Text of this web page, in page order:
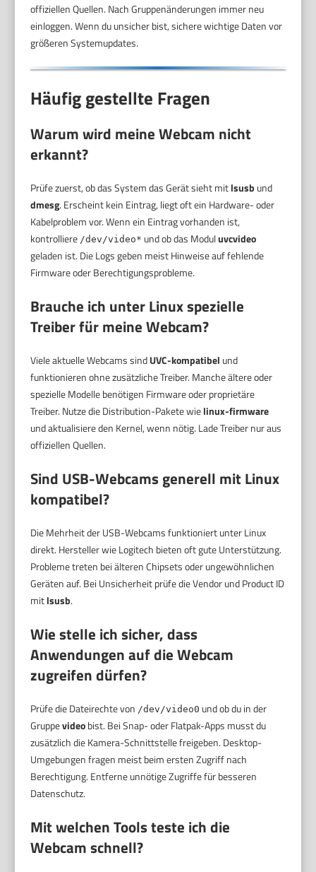
offiziellen Quellen. Nach Gruppenänderungen immer neu
einloggen. Wenn du unsicher bist, sichere wichtige Daten vor
größeren Systemupdates.
Häufig gestellte Fragen
Warum wird meine Webcam nicht
erkannt?
Prüfe zuerst, ob das System das Gerät sieht mitlsusb und
dmesg. Erscheint kein Eintrag, liegt oft ein Hardware- oder
Kabelproblem vor. Wenn ein Eintrag vorhanden ist,
kontrolliere /dev/video* und ob das Moduluvcvideo
geladen ist. Die Logs geben meist Hinweise auf fehlende
Firmware oder Berechtigungsprobleme.
Brauche ich unter Linux spezielle
Treiber für meine Webcam?
Viele aktuelle Webcams sindUVC-kompatibel und
funktionieren ohne zusätzliche Treiber. Manche ältere oder
spezielle Modelle benötigen Firmware oder proprietäre
Treiber. Nutze die Distribution-Pakete wielinux-firmware
und aktualisiere den Kernel, wenn nötig. Lade Treiber nur aus
offiziellen Quellen.
Sind USB-Webcams generell mit Linux
kompatibel?
Die Mehrheit der USB-Webcams funktioniert unter Linux
direkt. Hersteller wie Logitech bieten oft gute Unterstützung.
Probleme treten bei älteren Chipsets oder ungewöhnlichen
Geräten auf. Bei Unsicherheit prüfe die Vendor und Product ID
mitlsusb.
Wie stelle ich sicher, dass
Anwendungen auf die Webcam
zugreifen dürfen?
Prüfe die Dateirechte von /dev/video0 und ob du in der
Gruppevideobist. Bei Snap- oder Flatpak-Apps musst du
zusätzlich die Kamera-Schnittstelle freigeben. Desktop-
Umgebungen fragen meist beim ersten Zugriff nach
Berechtigung. Entferne unnötige Zugriffe für besseren
Datenschutz.
Mit welchen Tools teste ich die
Webcam schnell?